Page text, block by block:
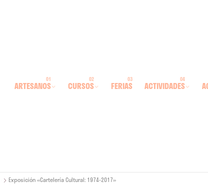
ARTESANOS CURSOS FERIAS ACTIVIDADES
Exposición «Cartelería Cultural: 1974-2017»